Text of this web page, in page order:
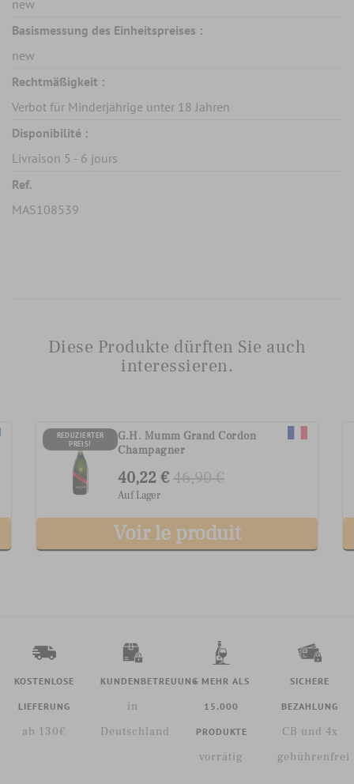
new
Basismessung des Einheitspreises :
new
Rechtmäßigkeit :
Verbot für Minderjährige unter 18 Jahren
Disponibilité :
Livraison 5 - 6 jours
Ref.
MAS108539
Diese Produkte dürften Sie auch
interessieren.
REDUZIERTER
PREIS!
G.H. Mumm Grand Cordon
Champagner
40,22 €46,90 €
Auf Lager
Voir le produit
KOSTENLOSE
LIEFERUNG
ab 130€
KUNDENBETREUUNG
in
Deutschland
+ MEHR ALS
15.000
PRODUKTE
vorrätig
SICHERE
BEZAHLUNG
CB und 4x
gebührenfrei